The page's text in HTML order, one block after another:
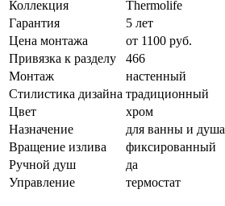
Коллекция
Thermolife
Гарантия
5 лет
Цена монтажа
от 1100 руб.
Привязка к разделу
466
Монтаж
настенный
Стилистика дизайна традиционный
Цвет
хром
Назначение
для ванны и душа
Вращение излива
фиксированный
Ручной душ
да
Управление
термостат